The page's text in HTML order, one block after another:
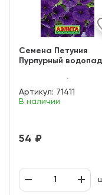
Семена Петуния
Пурпурный водопад
Артикул: 71411
В наличии
54 ₽